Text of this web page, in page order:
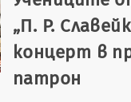
„П. Р.
концерт в
патрон